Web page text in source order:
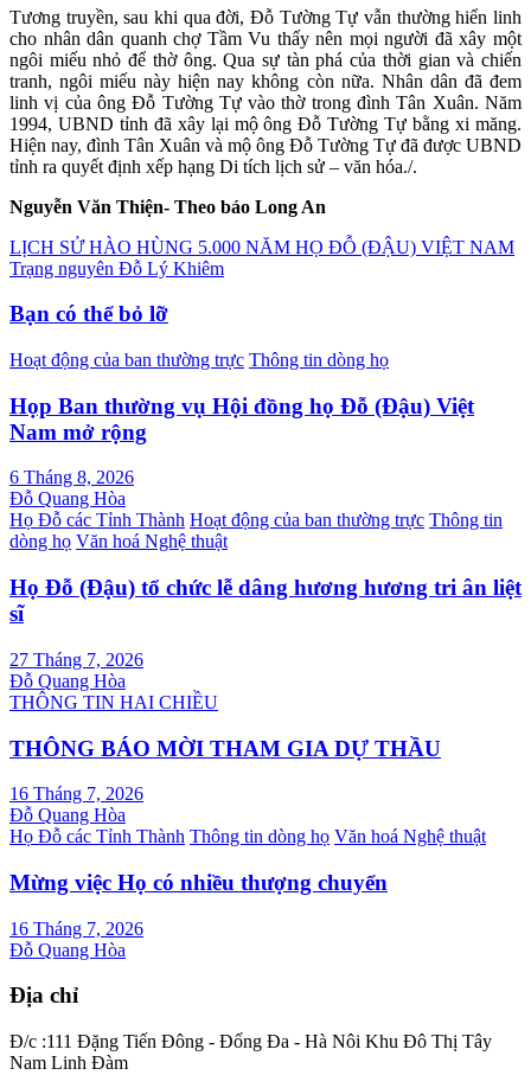
Tương truyền, sau khi qua đời, Đỗ Tường Tự vẫn thường hiển linh
cho nhân dân quanh chợ Tầm Vu thấy nên mọi người đã xây một
ngôi miếu nhỏ để thờ ông. Qua sự tàn phá của thời gian và chiến
tranh, ngôi miếu này hiện nay không còn nữa. Nhân dân đã đem
linh vị của ông Đỗ Tường Tự vào thờ trong đình Tân Xuân. Năm
1994, UBND tỉnh đã xây lại mộ ông Đỗ Tường Tự bằng xi măng.
Hiện nay, đình Tân Xuân và mộ ông Đỗ Tường Tự đã được UBND
tỉnh ra quyết định xếp hạng Di tích lịch sử – văn hóa./.
Nguyễn Văn Thiện- Theo báo Long An
Điều
hướng
bài
viết
LỊCH SỬ HÀO HÙNG 5.000 NĂM HỌ ĐỖ (ĐẬU) VIỆT NAM
Trạng nguyên Đỗ Lý Khiêm
Bạn có thể bỏ lỡ
Hoạt động của ban thường trực Thông tin dòng họ
Họp Ban thường vụ Hội đồng họ Đỗ (Đậu) Việt
Nam mở rộng
6 Tháng 8, 2026
Đỗ Quang Hòa
Họ Đỗ các Tỉnh Thành Hoạt động của ban thường trực Thông tin
dòng họ Văn hoá Nghệ thuật
Họ Đỗ (Đậu) tổ chức lễ dâng hương hương tri ân liệt
sĩ
27 Tháng 7, 2026
Đỗ Quang Hòa
THÔNG TIN HAI CHIỀU
THÔNG BÁO MỜI THAM GIA DỰ THẦU
16 Tháng 7, 2026
Đỗ Quang Hòa
Họ Đỗ các Tỉnh Thành Thông tin dòng họ Văn hoá Nghệ thuật
Mừng việc Họ có nhiều thượng chuyển
16 Tháng 7, 2026
Đỗ Quang Hòa
Địa chỉ
Đ/c :111 Đặng Tiến Đông - Đống Đa - Hà Nôi Khu Đô Thị Tây
Nam Linh Đàm